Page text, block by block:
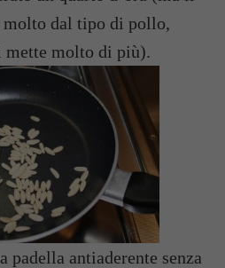
molto dal tipo di pollo,
mette molto di più).
padella antiaderente senza